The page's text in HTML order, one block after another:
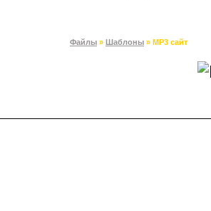
Файлы » Шаблоны » MP3 сайт